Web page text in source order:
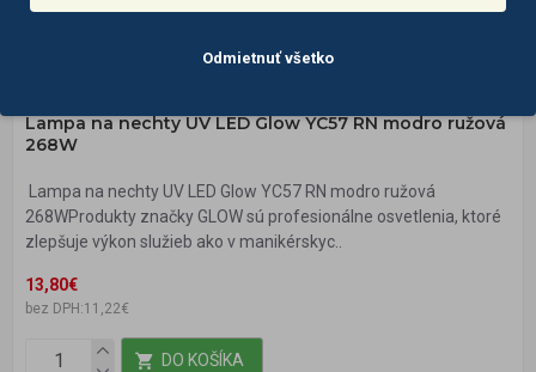
Lampa na nechty UV LED Glow YC57 RN modro ružová
268W
Lampa na nechty UV LED Glow YC57 RN modro ružová
268WProdukty značky GLOW sú profesionálne osvetlenia, ktoré
zlepšuje výkon služieb ako v manikérskyc..
13,80€
bez DPH:11,22€
DO KOŠÍKA
Odmietnuť všetko